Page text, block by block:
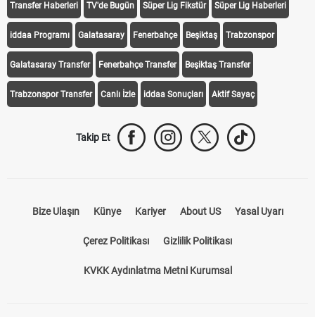
Transfer Haberleri TV'de Bugün Süper Lig Fikstür Süper Lig Haberleri
iddaa Programı Galatasaray Fenerbahçe Beşiktaş Trabzonspor
Galatasaray Transfer Fenerbahçe Transfer Beşiktaş Transfer
Trabzonspor Transfer Canlı İzle iddaa Sonuçları Aktif Sayaç
Takip Et
Bize Ulaşın Künye Kariyer About US Yasal Uyarı
Çerez Politikası Gizlilik Politikası
KVKK Aydınlatma Metni Kurumsal